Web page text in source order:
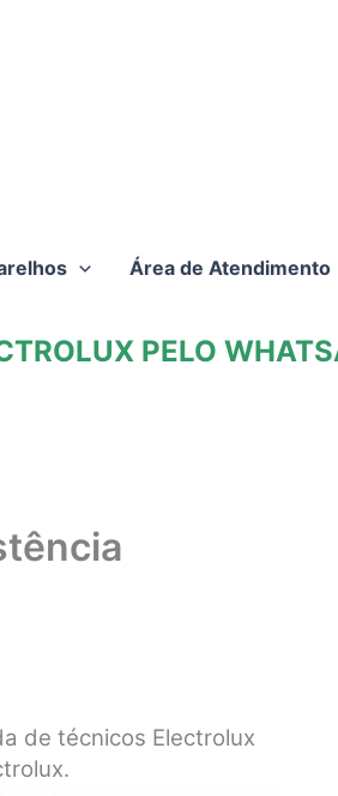
Área de Atendimento
PELO
de técnicos Electrolux